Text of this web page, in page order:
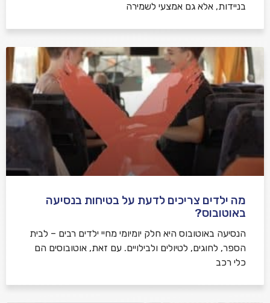
בניידות, אלא גם אמצעי לשמירה
מה ילדים צריכים לדעת על בטיחות בנסיעה
באוטובוס?
הנסיעה באוטובוס היא חלק יומיומי מחיי ילדים רבים – לבית
הספר, לחוגים, לטיולים ולבילויים. עם זאת, אוטובוסים הם
כלי רכב